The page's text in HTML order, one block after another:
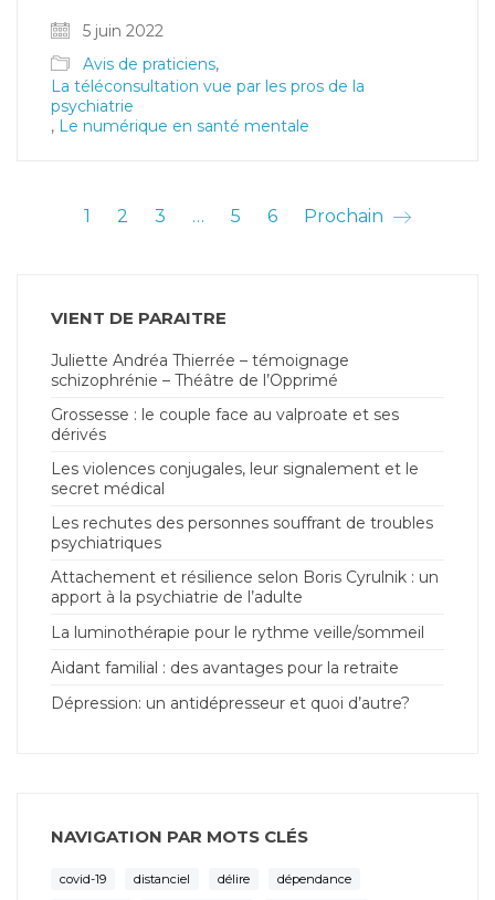
5 juin 2022
Avis de praticiens,
La téléconsultation vue par les pros de la
psychiatrie
, Le numérique en santé mentale
1 2 3 … 5 6 Prochain
VIENT DE PARAITRE
Juliette Andréa Thierrée – témoignage
schizophrénie – Théâtre de l’Opprimé
Grossesse : le couple face au valproate et ses
dérivés
Les violences conjugales, leur signalement et le
secret médical
Les rechutes des personnes souffrant de troubles
psychiatriques
Attachement et résilience selon Boris Cyrulnik : un
apport à la psychiatrie de l’adulte
La luminothérapie pour le rythme veille/sommeil
Aidant familial : des avantages pour la retraite
Dépression: un antidépresseur et quoi d’autre?
NAVIGATION PAR MOTS CLÉS
covid-19 distanciel délire
dépendance